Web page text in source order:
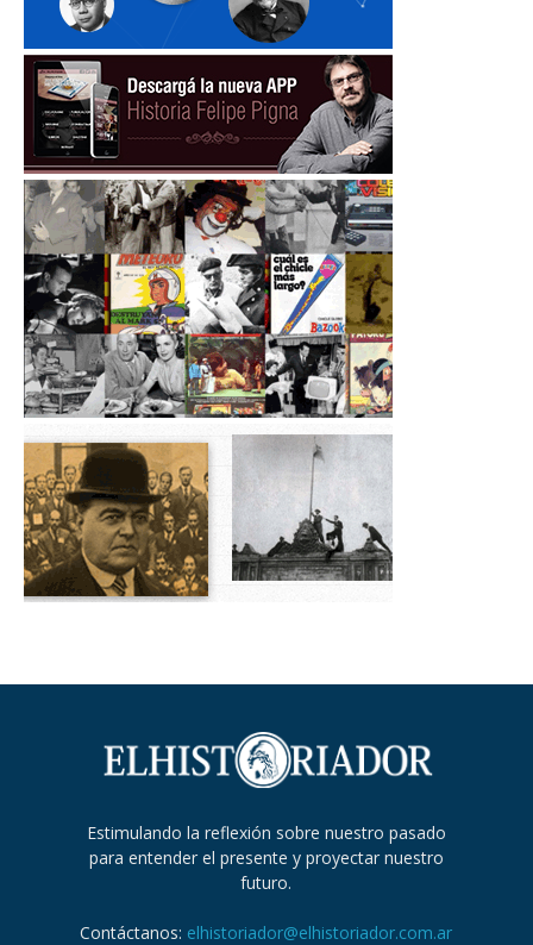
Estimulando la reflexión sobre nuestro pasado
para entender el presente y proyectar nuestro
futuro.
Contáctanos: elhistoriador@elhistoriador.com.ar